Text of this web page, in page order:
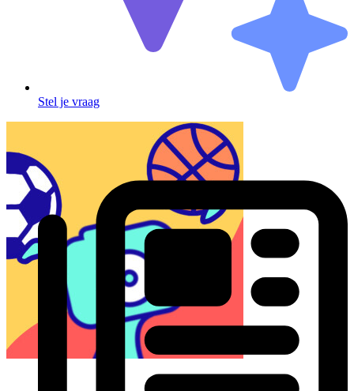
Stel je vraag